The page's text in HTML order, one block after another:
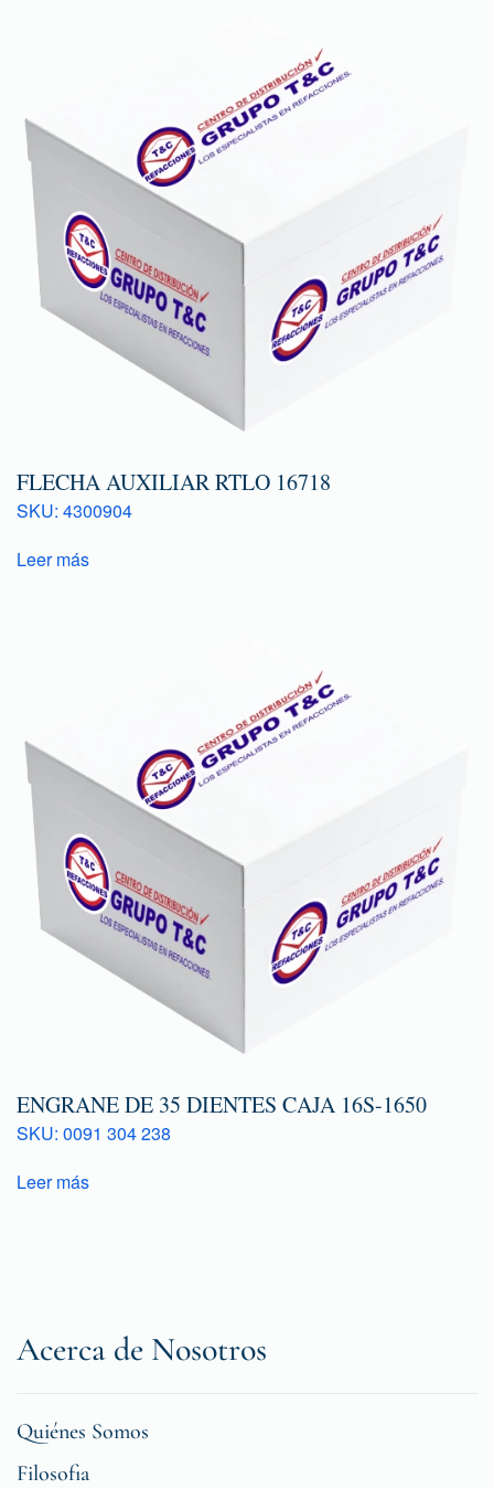
FLECHA AUXILIAR RTLO 16718
SKU: 4300904
Leer más
ENGRANE DE 35 DIENTES CAJA 16S-1650
SKU: 0091 304 238
Leer más
Acerca de Nosotros
Quiénes Somos
Filosofia